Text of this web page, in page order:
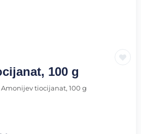
100 g
Amonijev tiocijanat, 100 g